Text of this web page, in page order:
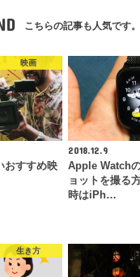
こちらの記事も人気です。
映画
おすすめ映
2018.12.9
Apple Watch
ョットを撮る
時はiPh…
生き方